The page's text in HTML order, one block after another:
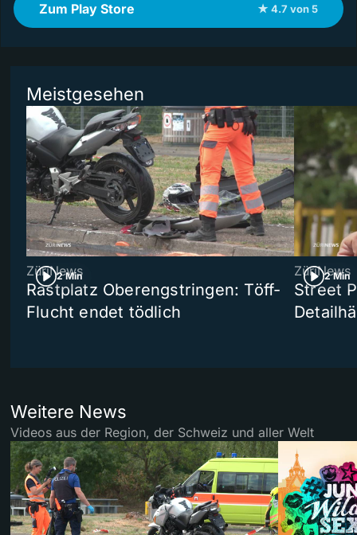
Zum Play Store ★ 4.7 von 5
Meistgesehen
2 Min
ZüriNews
Rastplatz Oberengstringen: Töff-
Flucht endet tödlich
2 Min
ZüriNews
Street
Weitere News
Videos aus der Region, der Schweiz und aller Welt